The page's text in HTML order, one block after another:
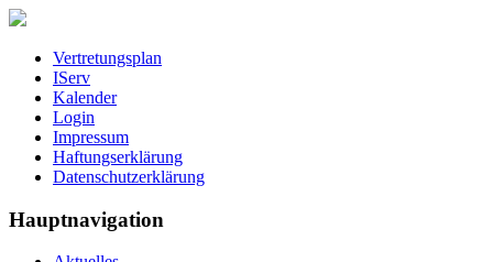
Vertretungsplan
IServ
Kalender
Login
Impressum
Haftungserklärung
Datenschutzerklärung
Hauptnavigation